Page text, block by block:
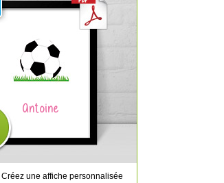
Antoine
une affiche personnalisée